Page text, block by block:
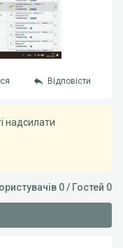
Відповісти
надсилати
0 / Гостей 0